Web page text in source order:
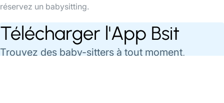
réservez un babysitting.
Télécharger l'App Bsit
Trouvez des baby-sitters à tout moment,